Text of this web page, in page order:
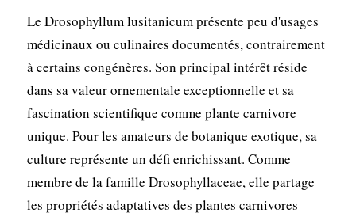
Le Drosophyllum lusitanicum présente peu d'usages
médicinaux ou culinaires documentés, contrairement
à certains congénères. Son principal intérêt réside
dans sa valeur ornementale exceptionnelle et sa
fascination scientifique comme plante carnivore
unique. Pour les amateurs de botanique exotique, sa
culture représente un défi enrichissant. Comme
membre de la famille Drosophyllaceae, elle partage
les propriétés adaptatives des plantes carnivores